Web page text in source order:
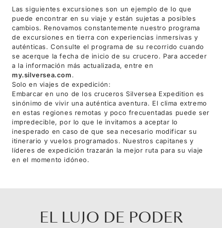
Las siguientes excursiones son un ejemplo de lo que
puede encontrar en su viaje y están sujetas a posibles
cambios. Renovamos constantemente nuestro programa
de excursiones en tierra con experiencias inmersivas y
auténticas. Consulte el programa de su recorrido cuando
se acerque la fecha de inicio de su crucero. Para acceder
a la información más actualizada, entre en
my.silversea.com.
Solo en viajes de expedición:
Embarcar en uno de los cruceros Silversea Expedition es
sinónimo de vivir una auténtica aventura. El clima extremo
en estas regiones remotas y poco frecuentadas puede ser
impredecible, por lo que le invitamos a aceptar lo
inesperado en caso de que sea necesario modificar su
itinerario y vuelos programados. Nuestros capitanes y
líderes de expedición trazarán la mejor ruta para su viaje
en el momento idóneo.
EL LUJO DE PODER